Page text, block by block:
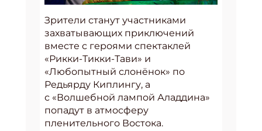
Зрители станут участниками
захватывающих приключений
вместе с героями спектаклей
«Рикки-Тикки-Тави» и
«Любопытный слонёнок» по
Редьярду Киплингу, а
с «Волшебной лампой Аладдина»
попадут в атмосферу
пленительного Востока.